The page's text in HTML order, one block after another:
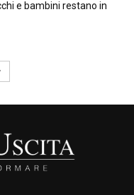
e bambini restano in